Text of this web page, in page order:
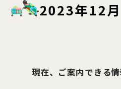
2023年12月
現在、ご案内できる情